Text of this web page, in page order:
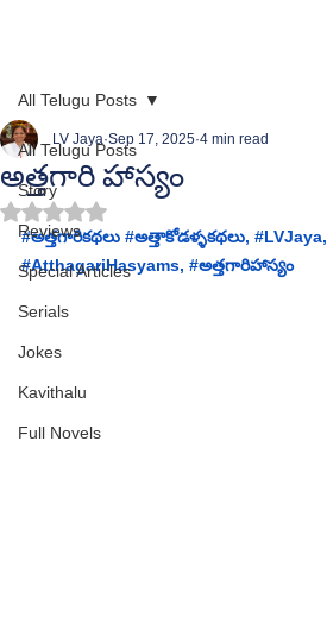
All Telugu Posts
Story
Reviews
Special Articles
Serials
Jokes
Kavithalu
Full Novels
All Telugu Posts
అత్తగారి హాస్యం
LV Jaya Sep 17, 2025 4 min read
Rated NaN out of 5 stars.
#అత్తగారికథలు #అత్తాకోడళ్ళకథలు, #LVJaya,
#AtthagariHasyams, #అత్తగారిహాస్యం